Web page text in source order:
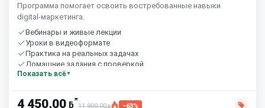
Программа помогает освоить востребованные навыки
digital‑маркетинга.
Вебинары и живые лекции
Уроки в видеоформате
Практика на реальных задачах
Домашние задания с проверкой
Сообщество студентов
Показать всё
4 450,00 ƃ*
11 900,00ƃ −63%